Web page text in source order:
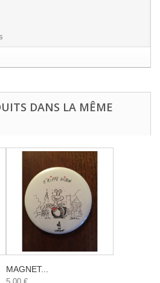
DANS LA MÊME
MAGNET...